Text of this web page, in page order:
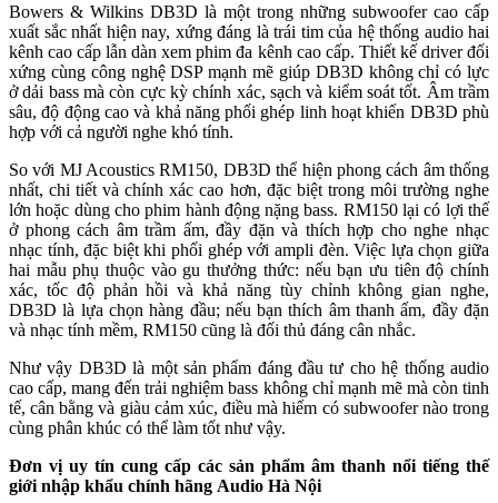
Bowers & Wilkins DB3D là một trong những subwoofer cao cấp
xuất sắc nhất hiện nay, xứng đáng là trái tim của hệ thống audio hai
kênh cao cấp lẫn dàn xem phim đa kênh cao cấp. Thiết kế driver đối
xứng cùng công nghệ DSP mạnh mẽ giúp DB3D không chỉ có lực
ở dải bass mà còn cực kỳ chính xác, sạch và kiểm soát tốt. Âm trầm
sâu, độ động cao và khả năng phối ghép linh hoạt khiến DB3D phù
hợp với cả người nghe khó tính.
So với MJ Acoustics RM150, DB3D thể hiện phong cách âm thống
nhất, chi tiết và chính xác cao hơn, đặc biệt trong môi trường nghe
lớn hoặc dùng cho phim hành động nặng bass. RM150 lại có lợi thế
ở phong cách âm trầm ấm, đầy đặn và thích hợp cho nghe nhạc
nhạc tính, đặc biệt khi phối ghép với ampli đèn. Việc lựa chọn giữa
hai mẫu phụ thuộc vào gu thưởng thức: nếu bạn ưu tiên độ chính
xác, tốc độ phản hồi và khả năng tùy chỉnh không gian nghe,
DB3D là lựa chọn hàng đầu; nếu bạn thích âm thanh ấm, đầy đặn
và nhạc tính mềm, RM150 cũng là đối thủ đáng cân nhắc.
Như vậy DB3D là một sản phẩm đáng đầu tư cho hệ thống audio
cao cấp, mang đến trải nghiệm bass không chỉ mạnh mẽ mà còn tinh
tế, cân bằng và giàu cảm xúc, điều mà hiếm có subwoofer nào trong
cùng phân khúc có thể làm tốt như vậy.
Đơn vị uy tín cung cấp các sản phẩm âm thanh nổi tiếng thế
giới nhập khẩu chính hãng Audio Hà Nội